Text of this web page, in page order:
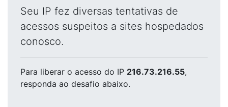
Seu IP fez diversas tentativas de
acessos suspeitos a sites hospedados
conosco.
Para liberar o acesso do IP 216.73.216.55,
responda ao desafio abaixo.